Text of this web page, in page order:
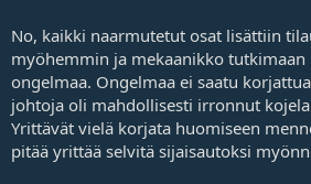
No, kaikki naarmutetut osat lisättiin
myöhemmin ja mekaanikko
ongelmaa. Ongelmaa ei saatu
johtoja oli mahdollisesti irronnut
Yrittävät vielä korjata huomiseen
pitää yrittää selvitä sijaisautoksi